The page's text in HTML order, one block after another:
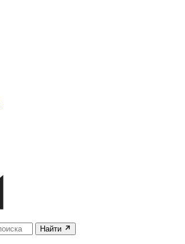
Найти